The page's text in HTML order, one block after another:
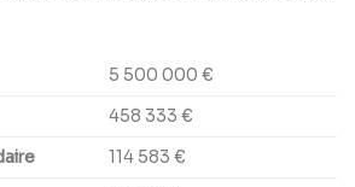
5 500 000 €
458 333 €
114 583 €